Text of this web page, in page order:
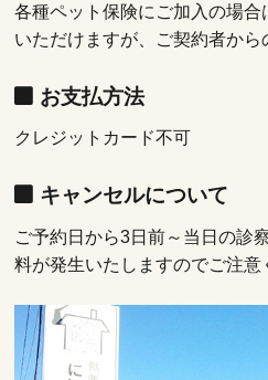
各種ペット保険にご加入の場合
いただけますが、ご契約者から
お支払方法
クレジットカード不可
キャンセルについて
ご予約日から3日前～当日の診
料が発生いたしますのでご注意